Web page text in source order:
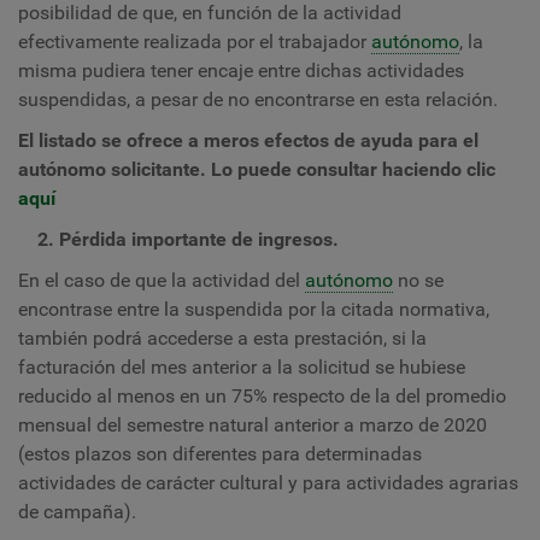
posibilidad de que, en función de la actividad
efectivamente realizada por el trabajador autónomo, la
misma pudiera tener encaje entre dichas actividades
suspendidas, a pesar de no encontrarse en esta relación.
El listado se ofrece a meros efectos de ayuda para el
autónomo solicitante. Lo puede consultar haciendo clic
aquí
2. Pérdida importante de ingresos.
En el caso de que la actividad del autónomo no se
encontrase entre la suspendida por la citada normativa,
también podrá accederse a esta prestación, si la
facturación del mes anterior a la solicitud se hubiese
reducido al menos en un 75% respecto de la del promedio
mensual del semestre natural anterior a marzo de 2020
(estos plazos son diferentes para determinadas
actividades de carácter cultural y para actividades agrarias
de campaña).